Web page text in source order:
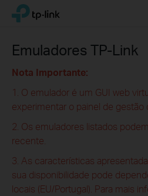
Click
navigation
TP-Link, Reliably Smart
Emuladores TP-Link
Nota Importante:
1. O emulador é um GUI web
experimentar o painel de gestão
2. Os emuladores listados
recente.
3. As características
sua disponibilidade pode
locais (EU/Portugal). Para mais